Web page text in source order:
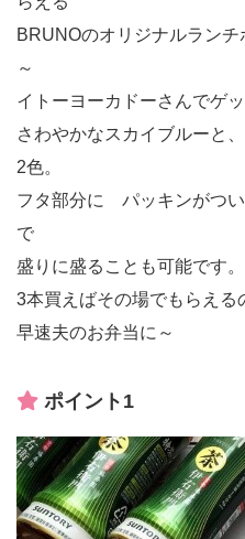
BRUNOのオリジナルラン
～
イトーヨーカドーさんでゲッ
さわやかなスカイブルーと
2色。
フタ部分に パッキンがつ
で
盛りに盛ることも可能です。
3本買えばその場でもらえる
早速夫のお弁当に～
ポイント1